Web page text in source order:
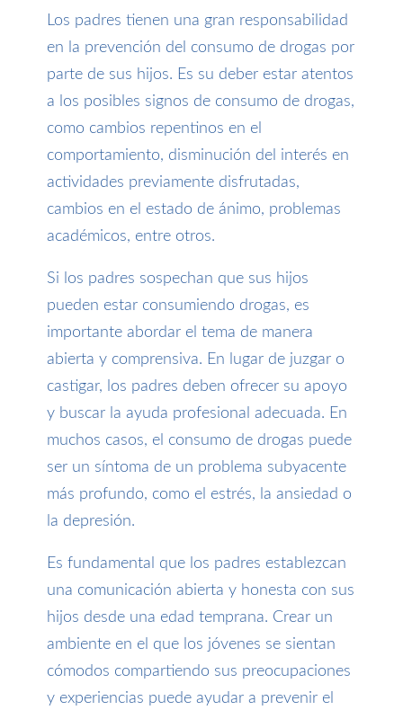
Los padres tienen una gran responsabilidad
en la prevención del consumo de drogas por
parte de sus hijos. Es su deber estar atentos
a los posibles signos de consumo de drogas,
como cambios repentinos en el
comportamiento, disminución del interés en
actividades previamente disfrutadas,
cambios en el estado de ánimo, problemas
académicos, entre otros.
Si los padres sospechan que sus hijos
pueden estar consumiendo drogas, es
importante abordar el tema de manera
abierta y comprensiva. En lugar de juzgar o
castigar, los padres deben ofrecer su apoyo
y buscar la ayuda profesional adecuada. En
muchos casos, el consumo de drogas puede
ser un síntoma de un problema subyacente
más profundo, como el estrés, la ansiedad o
la depresión.
Es fundamental que los padres establezcan
una comunicación abierta y honesta con sus
hijos desde una edad temprana. Crear un
ambiente en el que los jóvenes se sientan
cómodos compartiendo sus preocupaciones
y experiencias puede ayudar a prevenir el